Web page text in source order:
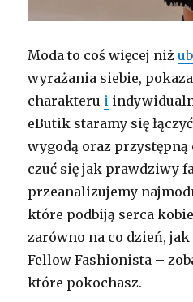
Moda to coś więcej niż
wyrażania siebie,
charakteru i
eButik staramy się
wygodą oraz przystępną
czuć się jak prawdziwy
przeanalizujemy
które podbiją serca
zarówno na co dzień,
Fellow Fashionista –
które pokochasz.